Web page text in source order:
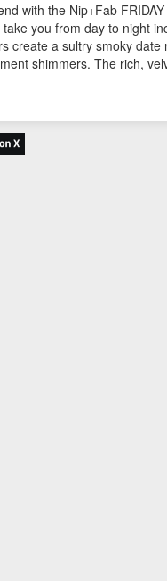
with the Nip+Fab
you from day to night
create a sultry smoky date
shimmers. The rich,